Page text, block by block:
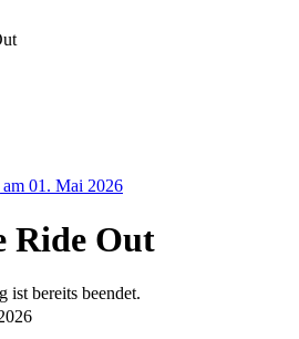
Ride Out
ist bereits beendet.